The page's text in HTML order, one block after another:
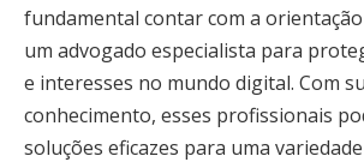
fundamental contar com a
um advogado especialista para
e interesses no mundo digital. Com
conhecimento, esses profissionais
soluções eficazes para uma